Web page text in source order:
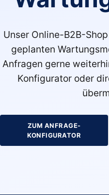
Unser Online-B2B-
geplanten
Anfragen gerne
Konfigurator oder
ZUM ANFRAGE-
KONFIGURATOR